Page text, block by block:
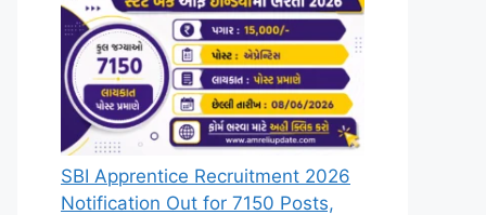
SBI Apprentice Recruitment 2026
Notification Out for 7150 Posts,